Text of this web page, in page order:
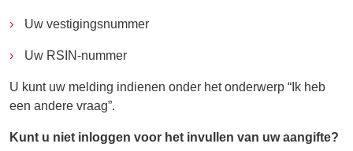
Uw vestigingsnummer
Uw RSIN-nummer
U kunt uw melding indienen onder het onderwerp “Ik heb
een andere vraag”.
Kunt u niet inloggen voor het invullen van uw aangifte?